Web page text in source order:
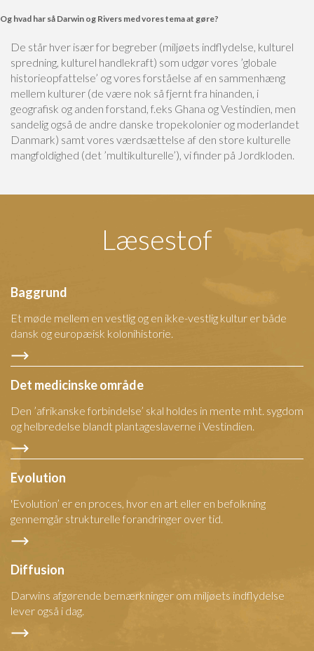
Og hvad har så Darwin og Rivers med vores tema at gøre?
De står hver især for begreber (miljøets indflydelse, kulturel
spredning, kulturel handlekraft) som udgør vores ’globale
historieopfattelse’ og vores forståelse af en sammenhæng
mellem kulturer (de være nok så fjernt fra hinanden, i
geografisk og anden forstand, f.eks Ghana og Vestindien, men
sandelig også de andre danske tropekolonier og moderlandet
Danmark) samt vores værdsættelse af den store kulturelle
mangfoldighed (det ’multikulturelle’), vi finder på Jordkloden.
Læsestof
Baggrund
Et møde mellem en vestlig og en ikke-vestlig kultur er både
dansk og europæisk kolonihistorie.
Det medicinske område
Den ’afrikanske forbindelse’ skal holdes in mente mht. sygdom
og helbredelse blandt plantageslaverne i Vestindien.
Evolution
'Evolution’ er en proces, hvor en art eller en befolkning
gennemgår strukturelle forandringer over tid.
Diffusion
Darwins afgørende bemærkninger om miljøets indflydelse
lever også i dag.